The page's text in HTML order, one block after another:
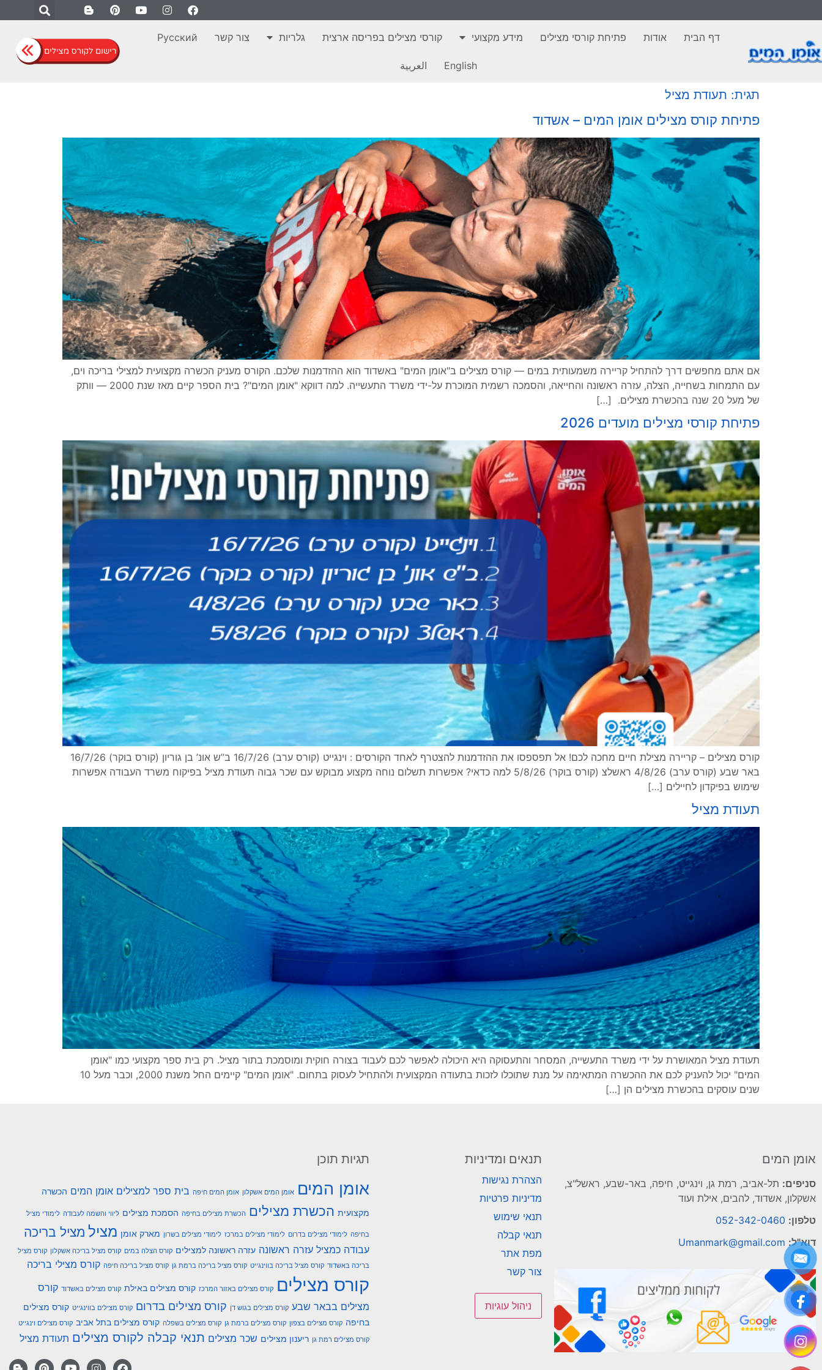
דף הבית אודות פתיחת קורסי מצילים מידע מקצועי קורסי מצילים בפריסה ארצית גלריות צור קשר Русский
English العربية
תגית: תעודת מציל
פתיחת קורס מצילים אומן המים – אשדוד
אם אתם מחפשים דרך להתחיל קריירה משמעותית במים — קורס מצילים ב"אומן המים" באשדוד הוא ההזדמנות שלכם. הקורס מעניק הכשרה מקצועית למצילי בריכה וים,
עם התמחות בשחייה, הצלה, עזרה ראשונה והחייאה, והסמכה רשמית המוכרת על-ידי משרד התעשייה. למה דווקא "אומן המים"? בית הספר קיים מאז שנת 2000 — וותק
של מעל 20 שנה בהכשרת מצילים. […]
פתיחת קורסי מצילים מועדים 2026
קורס מצילים – קריירה מצילת חיים מחכה לכם! אל תפספסו את ההזדמנות להצטרף לאחד הקורסים : וינגייט (קורס ערב) 16/7/26 ב”ש אונ’ בן גוריון (קורס בוקר) 16/7/26
באר שבע (קורס ערב) 4/8/26 ראשלצ (קורס בוקר) 5/8/26 למה כדאי? אפשרות תשלום נוחה מקצוע מבוקש עם שכר גבוה תעודת מציל בפיקוח משרד העבודה אפשרות
שימוש בפיקדון לחיילים […]
תעודת מציל
תעודת מציל המאושרת על ידי משרד התעשייה, המסחר והתעסוקה היא היכולה לאפשר לכם לעבוד בצורה חוקית ומוסמכת בתור מציל. רק בית ספר מקצועי כמו "אומן
המים" יכול להעניק לכם את ההכשרה המתאימה על מנת שתוכלו לזכות בתעודה המקצועית ולהתחיל לעסוק בתחום. "אומן המים" קיימים החל משנת 2000, וכבר מעל 10
שנים עוסקים בהכשרת מצילים הן […]
אומן המים
סניפים: תל-אביב, רמת גן, וינגייט, חיפה, באר-שבע, ראשל"צ,
אשקלון, אשדוד, להבים, אילת ועוד
טלפון: 052-342-0460
דוא"ל: Umanmark@gmail.com
תנאים ומדיניות
הצהרת נגישות
מדיניות פרטיות
תנאי שימוש
תנאי קבלה
מפת אתר
צור קשר
ניהול עוגיות
תגיות תוכן
אומן המים אומן המים אשקלון אומן המים חיפה בית ספר למצילים אומן המים הכשרה
מקצועית הכשרת מצילים הכשרת מצילים בחיפה הסמכת מצילים ליווי והשמה לעבודה לימודי מציל
בחיפה לימודי מצילים בדרום לימודי מצילים במרכז לימודי מצילים בשרון מארק אומן מציל מציל בריכה
עבודה כמציל עזרה ראשונה עזרה ראשונה למצילים קורס הצלה במים קורס מציל בריכה אשקלון קורס מציל
בריכה באשדוד קורס מציל בריכה בווינגייט קורס מציל בריכה ברמת גן קורס מציל בריכה חיפה קורס מצילי בריכה
קורס מצילים קורס מצילים באזור המרכז קורס מצילים באילת קורס מצילים באשדוד קורס
מצילים בבאר שבע קורס מצילים בגוש דן קורס מצילים בדרום קורס מצילים בווינגייט קורס מצילים
בחיפה קורס מצילים בצפון קורס מצילים ברמת גן קורס מצילים בשפלה קורס מצילים בתל אביב קורס מצילים וינגייט
קורס מצילים רמת גן ריענון מצילים שכר מצילים תנאי קבלה לקורס מצילים תעודת מציל